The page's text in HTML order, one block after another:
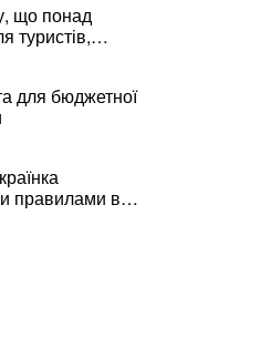
що понад
туристів,
для бюджетної
правилами в